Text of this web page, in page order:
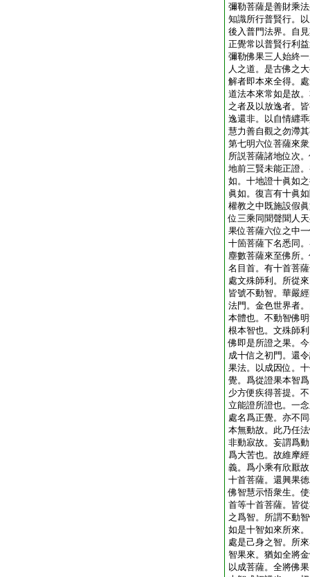
彌勒菩薩是善財乘
知識所行普賢行。
後入普門法界。自
正覺常以普賢行利
彌勒佛果三人始終
人之道。是古佛之
解者即本來全得。
道法本來常如是故
之者及以放逸者。
逸還非。以自情纒
慧力善自觀之勿滯
第七明六位菩薩來
所説菩薩諸地位次
地前三賢未能正證
如。十地證十眞如
眞如。復言有十眞
權教之中既施設假
位三乘同聞聲聞人
果位菩薩六位之中
十箇菩薩下名悉同
塵數菩薩來至佛所
名目首。有十首菩
處文殊師利。所從
皆號不動智。華嚴
法門。金色世界者
本體也。不動智佛
根本智也。文殊師
佛即是所證之果。
成十信之初門。還
果法。以成因位。
覺。爲從證果本智
少方便疾得菩提。
立能證所證也。一
處名爲正覺。亦不
本無動故。此乃任
非動寂故。妄謂爲
爲大苦也。故維摩
義。爲小乘有欣厭
十首菩薩。還興果
佛智慧示悟衆生。
首等十首菩薩。皆
之爲智。所謂不動
如是十智如來所來
處是己身之智。所
智果來。猶如全將
以成菩薩。全將佛